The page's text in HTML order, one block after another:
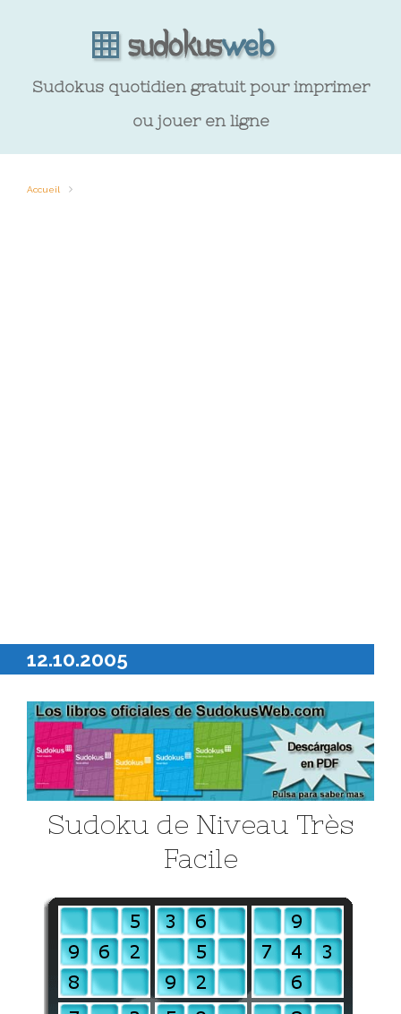
Sudokus quotidien gratuit pour imprimer
ou jouer en ligne
Accueil
12.10.2005
Sudoku de Niveau Très
Facile